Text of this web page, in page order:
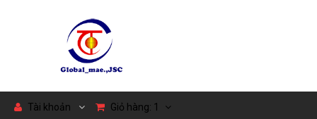
Tài khoản Giỏ hàng: 1